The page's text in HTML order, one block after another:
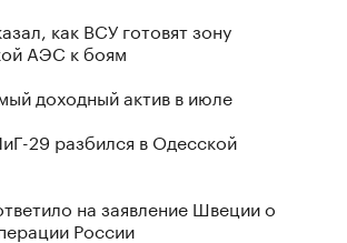
как ВСУ готовят зону
АЭС к боям
доходный актив в июле
29 разбился в Одесской
на заявление Швеции о
России